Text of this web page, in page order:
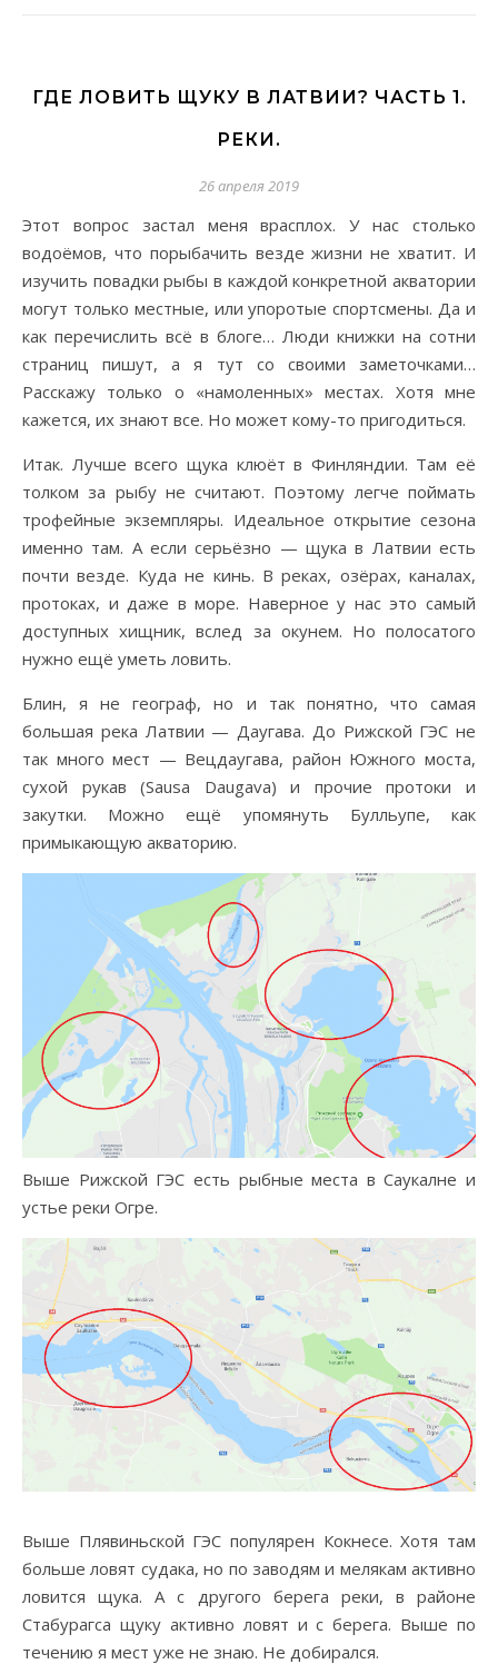
ГДЕ ЛОВИТЬ ЩУКУ В ЛАТВИИ? ЧАСТЬ 1.
РЕКИ.
26 апреля 2019
Этот вопрос застал меня врасплох. У нас столько
водоёмов, что порыбачить везде жизни не хватит. И
изучить повадки рыбы в каждой конкретной акватории
могут только местные, или упоротые спортсмены. Да и
как перечислить всё в блоге… Люди книжки на сотни
страниц пишут, а я тут со своими заметочками…
Расскажу только о «намоленных» местах. Хотя мне
кажется, их знают все. Но может кому-то пригодиться.
Итак. Лучше всего щука клюёт в Финляндии. Там её
толком за рыбу не считают. Поэтому легче поймать
трофейные экземпляры. Идеальное открытие сезона
именно там. А если серьёзно — щука в Латвии есть
почти везде. Куда не кинь. В реках, озёрах, каналах,
протоках, и даже в море. Наверное у нас это самый
доступных хищник, вслед за окунем. Но полосатого
нужно ещё уметь ловить.
Блин, я не географ, но и так понятно, что самая
большая река Латвии — Даугава. До Рижской ГЭС не
так много мест — Вецдаугава, район Южного моста,
сухой рукав (Sausa Daugava) и прочие протоки и
закутки. Можно ещё упомянуть Булльупе, как
примыкающую акваторию.
Выше Рижской ГЭС есть рыбные места в Саукалне и
устье реки Огре.
Выше Плявиньской ГЭС популярен Кокнесе. Хотя там
больше ловят судака, но по заводям и мелякам активно
ловится щука. А с другого берега реки, в районе
Стабурагса щуку активно ловят и с берега. Выше по
течению я мест уже не знаю. Не добирался.